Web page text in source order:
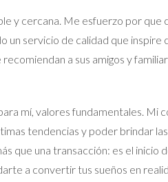
y cercana. Me esfuerzo por que
un servicio de calidad que inspire
a sus amigos y
mí, valores fundamentales.
tendencias y poder brindar
que una transacción: es el inicio
a convertir tus sueños en